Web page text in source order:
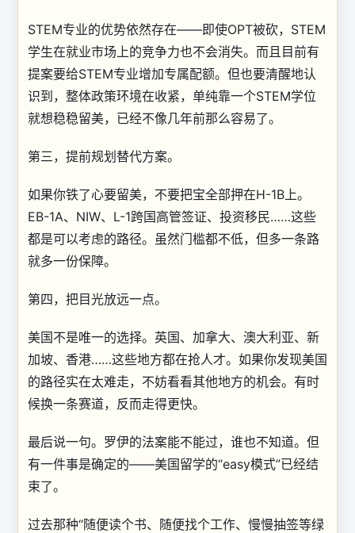
STEM专业的优势依然存在——即使OPT被砍，STEM
学生在就业市场上的竞争力也不会消失。而且目前有
提案要给STEM专业增加专属配额。但也要清醒地认
识到，整体政策环境在收紧，单纯靠一个STEM学位
就想稳稳留美，已经不像几年前那么容易了。
第三，提前规划替代方案。
如果你铁了心要留美，不要把宝全部押在H-1B上。
EB-1A、NIW、L-1跨国高管签证、投资移民……这些
都是可以考虑的路径。虽然门槛都不低，但多一条路
就多一份保障。
第四，把目光放远一点。
美国不是唯一的选择。英国、加拿大、澳大利亚、新
加坡、香港……这些地方都在抢人才。如果你发现美国
的路径实在太难走，不妨看看其他地方的机会。有时
候换一条赛道，反而走得更快。
最后说一句。罗伊的法案能不能过，谁也不知道。但
有一件事是确定的——美国留学的“easy模式”已经结
束了。
过去那种“随便读个书、随便找个工作、慢慢抽签等绿